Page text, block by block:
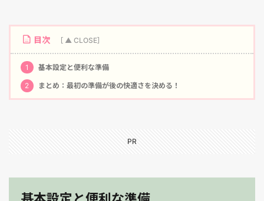
目次
1 基本設定と便利な準備
2 まとめ：最初の準備が後の快適さを決める！
PR